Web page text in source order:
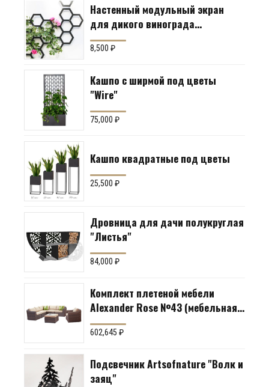
Настенный модульный экран
для дикого винограда
"Коллекция Соты"
8,500₽
Кашпо с ширмой под цветы
"Wire"
75,000₽
Кашпо квадратные под цветы
25,500₽
Дровница для дачи полукруглая
"Листья"
84,000₽
Комплект плетеной мебели
Alexander Rose №43 (мебельная
группа для гостиной или
террасы)
602,645₽
Подсвечник Artsofnature "Волк и
заяц"